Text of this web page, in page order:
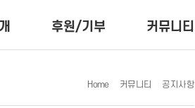
후원/기부 커뮤니티
Home 커뮤니티 공지사항